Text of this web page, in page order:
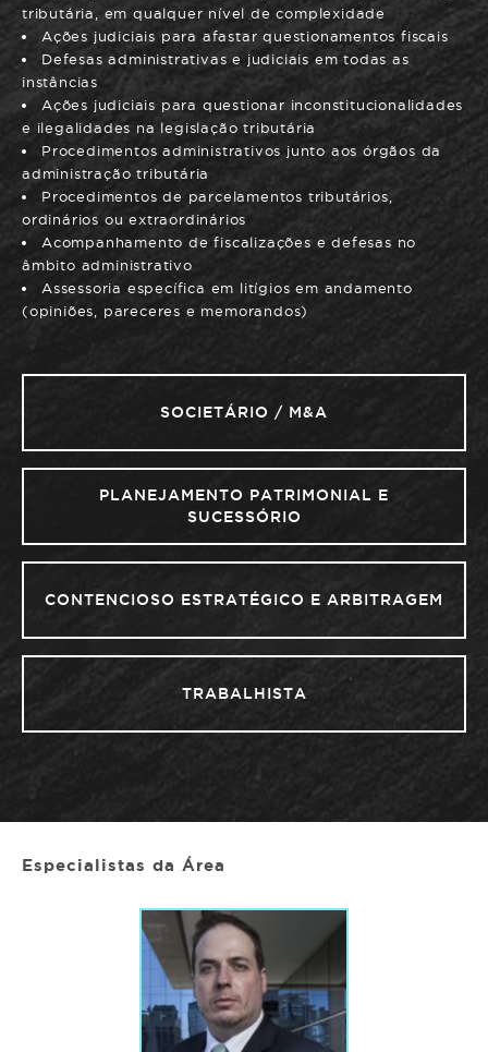
tributária, em qualquer nível de complexidade
Ações judiciais para afastar questionamentos fiscais
Defesas administrativas e judiciais em todas as
instâncias
Ações judiciais para questionar inconstitucionalidades
e ilegalidades na legislação tributária
Procedimentos administrativos junto aos órgãos da
administração tributária
Procedimentos de parcelamentos tributários,
ordinários ou extraordinários
Acompanhamento de fiscalizações e defesas no
âmbito administrativo
Assessoria específica em litígios em andamento
(opiniões, pareceres e memorandos)
SOCIETÁRIO / M&A
PLANEJAMENTO PATRIMONIAL E
SUCESSÓRIO
CONTENCIOSO ESTRATÉGICO E ARBITRAGEM
TRABALHISTA
Especialistas da Área